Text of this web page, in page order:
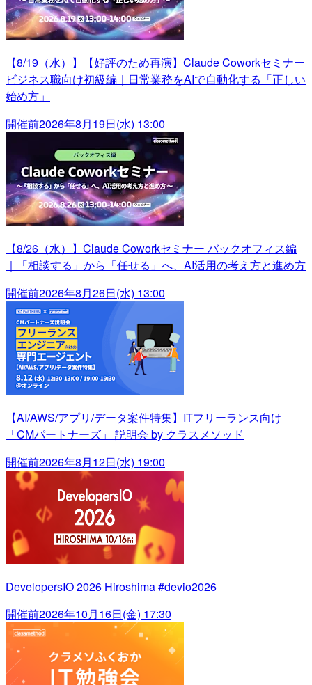
【8/19（水）】【好評のため再演】Claude Coworkセミナー
ビジネス職向け初級編｜日常業務をAIで自動化する「正しい
始め方」
開催前2026年8月19日(水) 13:00
【8/26（水）】Claude Coworkセミナー バックオフィス編
｜「相談する」から「任せる」へ、AI活用の考え方と進め方
開催前2026年8月26日(水) 13:00
【AI/AWS/アプリ/データ案件特集】ITフリーランス向け
「CMパートナーズ」 説明会 by クラスメソッド
開催前2026年8月12日(水) 19:00
DevelopersIO 2026 Hiroshima #devio2026
開催前2026年10月16日(金) 17:30